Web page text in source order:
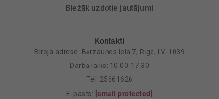
Biežāk uzdotie jautājumi
Kontakti
Biroja adrese: Bērzaunes iela 7, Rīga, LV-1039
Darba laiks: 10.00-17.30
Tel: 25661626
E-pasts: [email protected]